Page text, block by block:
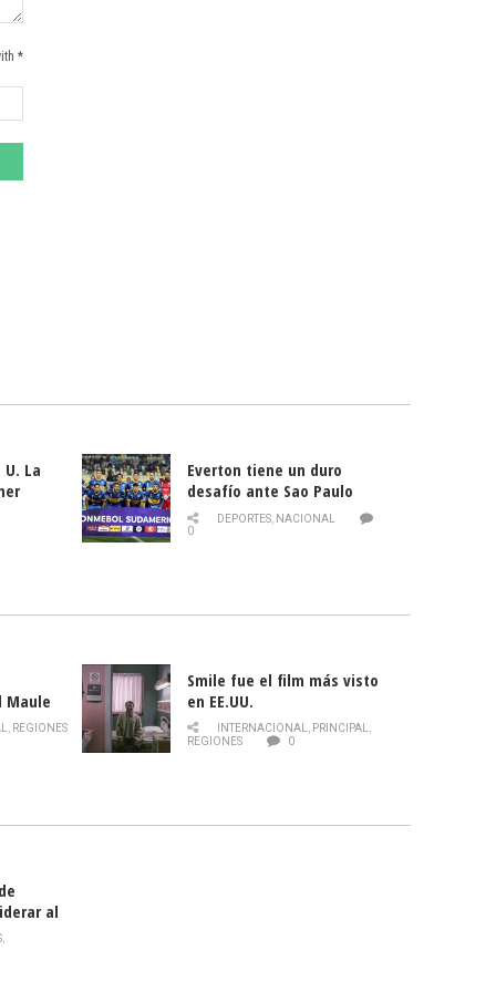
*
La
Everton tiene un duro
desafío ante Sao Paulo
DEPORTES, NACIONAL
0
Maule
de la
, REGIONES
Smile fue el film más visto
en EE.UU.
INTERNACIONAL, PRINCIPAL,
REGIONES
0
al
,